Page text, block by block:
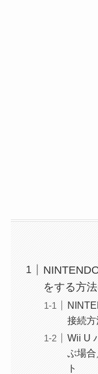
をする方
接続方
Wii U
ぶ場
ト